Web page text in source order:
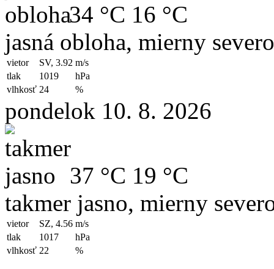
34 °C 16 °C
jasná obloha, mierny
vietor SV, 3.92 m/s
tlak
1019
hPa
vlhkosť 24 %
pondelok 10. 8. 2026
37 °C 19 °C
takmer jasno, mierny
vietor SZ, 4.56 m/s
tlak
1017
hPa
vlhkosť 22 %